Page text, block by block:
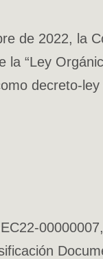
de 2022, la
“Ley
decreto-